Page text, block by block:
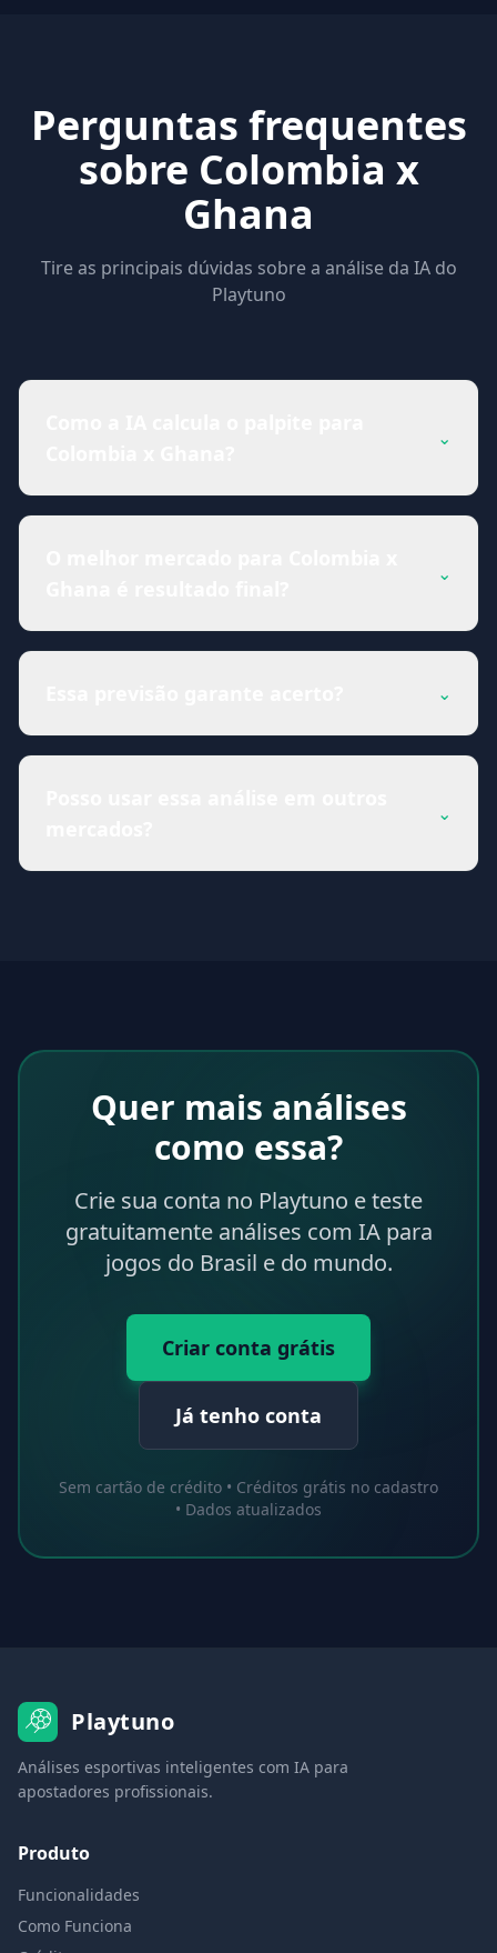
Perguntas frequentes
sobre Colombia x
Ghana
Tire as principais dúvidas sobre a análise da IA do
Playtuno
⌄
⌄
⌄
⌄
Quer mais análises
como essa?
Crie sua conta no Playtuno e teste
gratuitamente análises com IA para
jogos do Brasil e do mundo.
Criar conta grátis
Já tenho conta
Sem cartão de crédito • Créditos grátis no cadastro
• Dados atualizados
Playtuno
Análises esportivas inteligentes com IA para
apostadores profissionais.
Produto
Funcionalidades
Como Funciona